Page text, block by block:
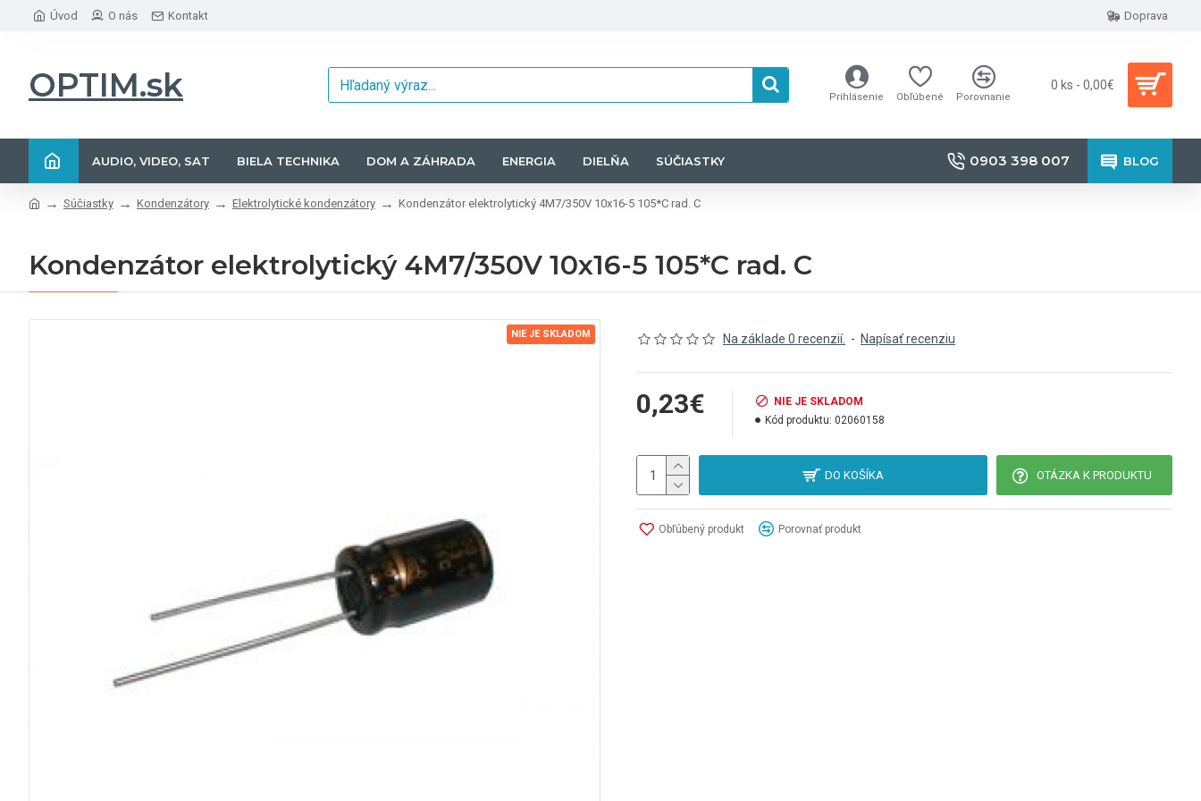
Úvod O nás Kontakt Doprava
OPTIM.sk Prihlásenie Obľúbené Porovnanie
0 ks - 0,00€
AUDIO, VIDEO, SAT BIELA TECHNIKA DOM A ZÁHRADA ENERGIA DIELŇA SÚČIASTKY 0903 398 007 BLOG
Súčiastky Kondenzátory Elektrolytické kondenzátory Kondenzátor elektrolytický 4M7/350V 10x16-5 105*C rad. C
Kondenzátor elektrolytický 4M7/350V 10x16-5 105*C rad. C
NIE JE SKLADOM Na základe 0 recenzií. - Napísať recenziu
0,23€
NIE JE SKLADOM
Kód produktu: 02060158
DO KOŠÍKA OTÁZKA K PRODUKTU
Obľúbený produkt Porovnať produkt